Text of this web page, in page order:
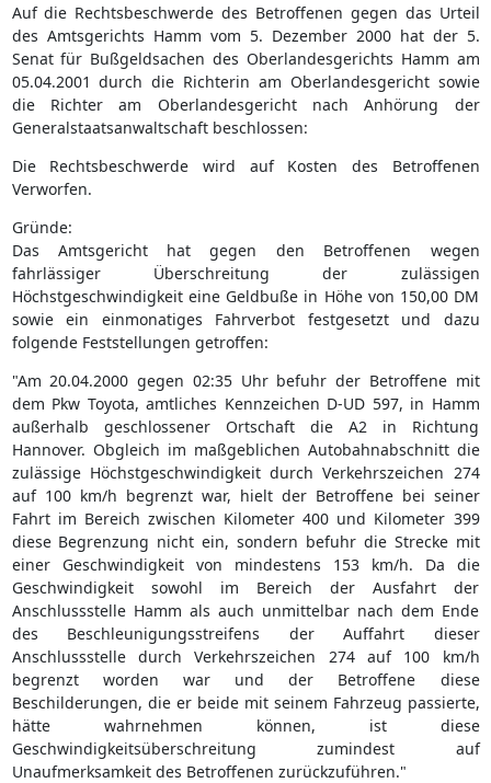
Auf die Rechtsbeschwerde des Betroffenen gegen das Urteil
des Amtsgerichts Hamm vom 5. Dezember 2000 hat der 5.
Senat für Bußgeldsachen des Oberlandesgerichts Hamm am
05.04.2001 durch die Richterin am Oberlandesgericht sowie
die Richter am Oberlandesgericht nach Anhörung der
Generalstaatsanwaltschaft beschlossen:
Die Rechtsbeschwerde wird auf Kosten des Betroffenen
Verworfen.
Gründe:
Das Amtsgericht hat gegen den Betroffenen wegen
fahrlässiger Überschreitung der zulässigen
Höchstgeschwindigkeit eine Geldbuße in Höhe von 150,00 DM
sowie ein einmonatiges Fahrverbot festgesetzt und dazu
folgende Feststellungen getroffen:
"Am 20.04.2000 gegen 02:35 Uhr befuhr der Betroffene mit
dem Pkw Toyota, amtliches Kennzeichen D-UD 597, in Hamm
außerhalb geschlossener Ortschaft die A2 in Richtung
Hannover. Obgleich im maßgeblichen Autobahnabschnitt die
zulässige Höchstgeschwindigkeit durch Verkehrszeichen 274
auf 100 km/h begrenzt war, hielt der Betroffene bei seiner
Fahrt im Bereich zwischen Kilometer 400 und Kilometer 399
diese Begrenzung nicht ein, sondern befuhr die Strecke mit
einer Geschwindigkeit von mindestens 153 km/h. Da die
Geschwindigkeit sowohl im Bereich der Ausfahrt der
Anschlussstelle Hamm als auch unmittelbar nach dem Ende
des Beschleunigungsstreifens der Auffahrt dieser
Anschlussstelle durch Verkehrszeichen 274 auf 100 km/h
begrenzt worden war und der Betroffene diese
Beschilderungen, die er beide mit seinem Fahrzeug passierte,
hätte wahrnehmen können, ist diese
Geschwindigkeitsüberschreitung zumindest auf
Unaufmerksamkeit des Betroffenen zurückzuführen."